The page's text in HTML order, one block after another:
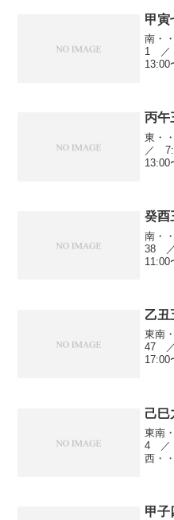
甲寅
南・
1 ／
丙午
東・
／
癸酉
南・
38
乙丑
東南
47
己巳
東南
4 ／
西・
甲子